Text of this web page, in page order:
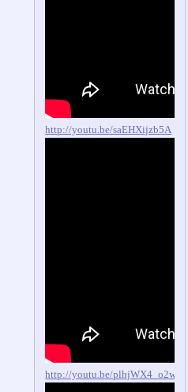
http://youtu.be/saEHXijzb5A
http://youtu.be/plhjWX4_o2w